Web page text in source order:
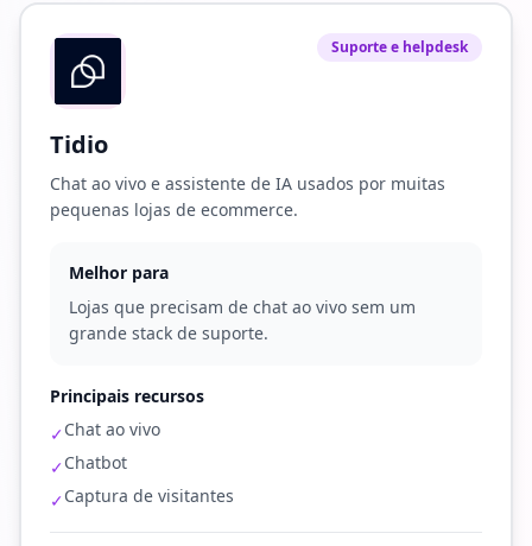
Suporte e helpdesk
Tidio
Chat ao vivo e assistente de IA usados por muitas
pequenas lojas de ecommerce.
Melhor para
Lojas que precisam de chat ao vivo sem um
grande stack de suporte.
Principais recursos
✓Chat ao vivo
✓Chatbot
✓Captura de visitantes